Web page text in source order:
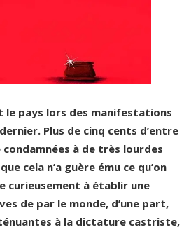
le pays lors des manifestations
Plus de cinq cents d’entre
à de très lourdes
cela n’a guère ému ce qu’on
curieusement à établir une
de par le monde, d’une part,
à la dictature castriste,